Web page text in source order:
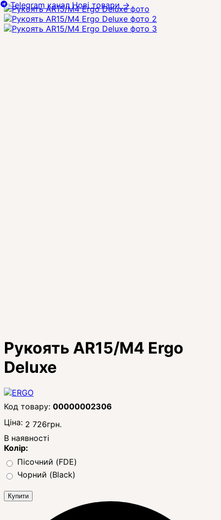
Рукоять AR15/M4 Ergo
Deluxe
00000002306
Ціна: 2 726грн.
В наявності
Колір:
Пісочний (FDE)
Чорний (Black)
Купити
Telegram канал Нові товари→